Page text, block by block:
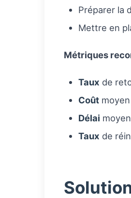
Préparer la
Mettre en
Métriques
Taux de
Coût
Délai
Taux de